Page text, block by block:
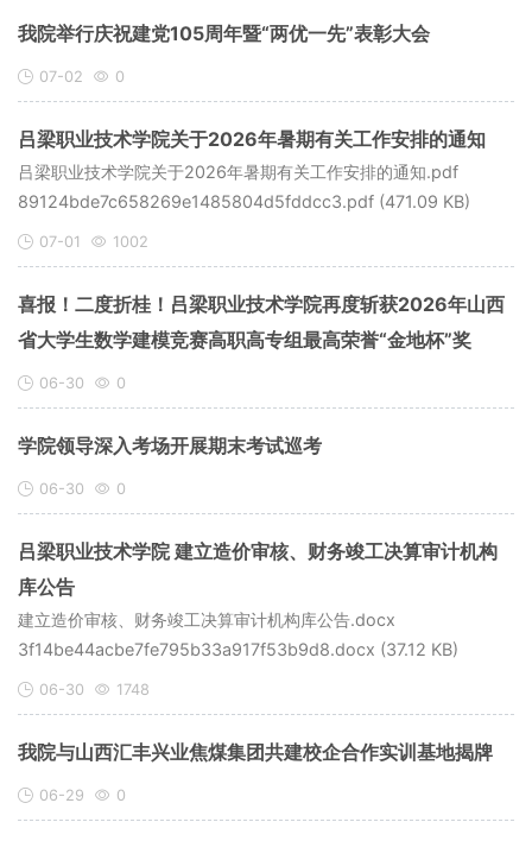
我院举行庆祝建党105周年暨“两优一先”表彰大会
07-02 0
吕梁职业技术学院关于2026年暑期有关工作安排的通知
吕梁职业技术学院关于2026年暑期有关工作安排的通知.pdf
89124bde7c658269e1485804d5fddcc3.pdf (471.09 KB)
07-01 1002
喜报！二度折桂！吕梁职业技术学院再度斩获2026年山西
省大学生数学建模竞赛高职高专组最高荣誉“金地杯”奖
06-30 0
学院领导深入考场开展期末考试巡考
06-30 0
吕梁职业技术学院 建立造价审核、财务竣工决算审计机构
库公告
建立造价审核、财务竣工决算审计机构库公告.docx
3f14be44acbe7fe795b33a917f53b9d8.docx (37.12 KB)
06-30 1748
我院与山西汇丰兴业焦煤集团共建校企合作实训基地揭牌
06-29 0